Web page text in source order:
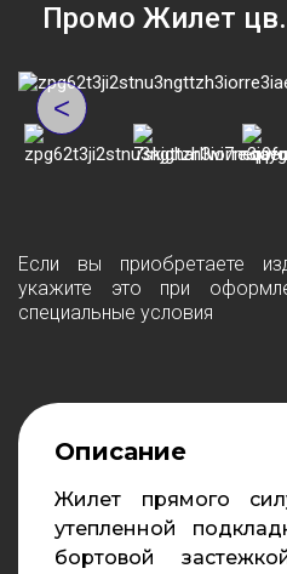
Промо Жилет
<
Если вы приобретаете
укажите это при
специальные условия
Описание
Жилет прямого
утепленной
бортовой